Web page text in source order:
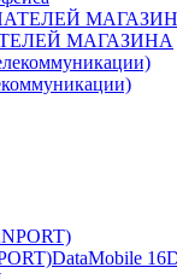
МАГАЗИНА
DataMobile 16